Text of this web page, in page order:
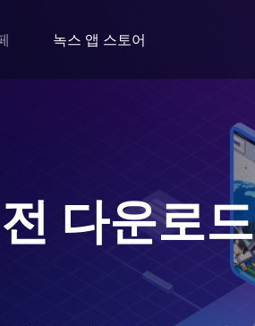
녹스 앱 스토어
다운로드